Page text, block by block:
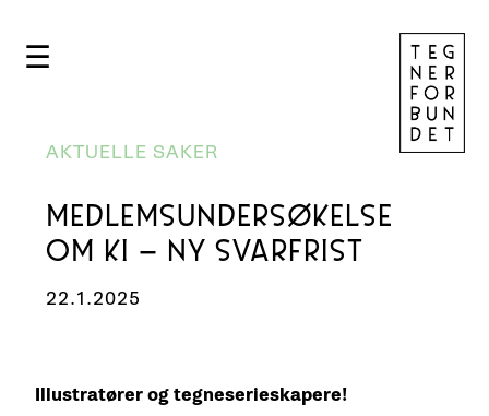
☰
AKTUELLE SAKER
MEDLEMSUNDERSØKELSE
OM KI – NY SVARFRIST
22.1.2025
Illustratører og tegneserieskapere!